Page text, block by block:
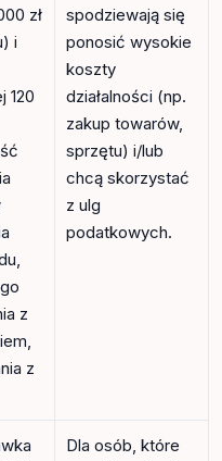
zł
i
120
z
z
spodziewają się
ponosić wysokie
koszty
działalności (np.
zakup towarów,
sprzętu) i/lub
chcą skorzystać
z ulg
podatkowych.
Dla osób, które